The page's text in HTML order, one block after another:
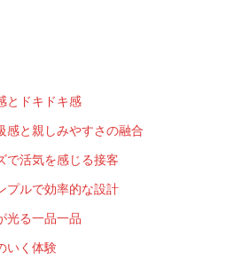
とドキドキ感
と親しみやすさの融合
活気を感じる接客
プルで効率的な設計
光る一品一品
いく体験